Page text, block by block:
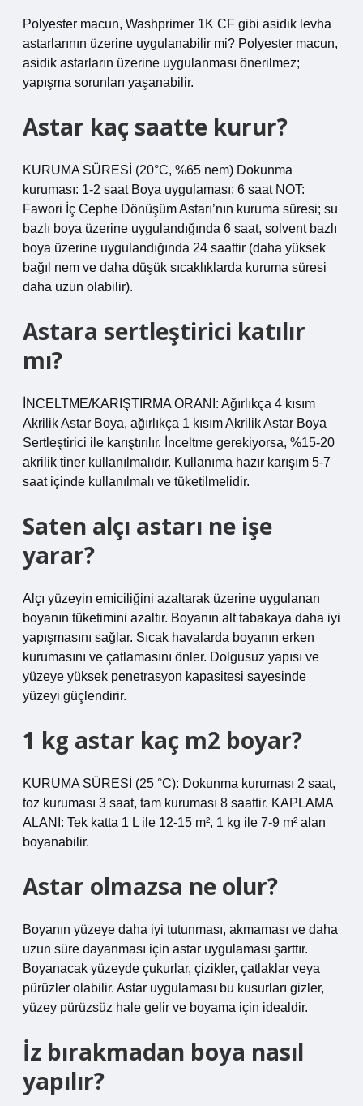
Polyester macun, Washprimer 1K CF gibi asidik levha
astarlarının üzerine uygulanabilir mi? Polyester macun,
asidik astarların üzerine uygulanması önerilmez;
yapışma sorunları yaşanabilir.
Astar kaç saatte kurur?
KURUMA SÜRESİ (20°C, %65 nem) Dokunma
kuruması: 1-2 saat Boya uygulaması: 6 saat NOT:
Fawori İç Cephe Dönüşüm Astarı’nın kuruma süresi; su
bazlı boya üzerine uygulandığında 6 saat, solvent bazlı
boya üzerine uygulandığında 24 saattir (daha yüksek
bağıl nem ve daha düşük sıcaklıklarda kuruma süresi
daha uzun olabilir).
Astara sertleştirici katılır
mı?
İNCELTME/KARIŞTIRMA ORANI: Ağırlıkça 4 kısım
Akrilik Astar Boya, ağırlıkça 1 kısım Akrilik Astar Boya
Sertleştirici ile karıştırılır. İnceltme gerekiyorsa, %15-20
akrilik tiner kullanılmalıdır. Kullanıma hazır karışım 5-7
saat içinde kullanılmalı ve tüketilmelidir.
Saten alçı astarı ne işe
yarar?
Alçı yüzeyin emiciliğini azaltarak üzerine uygulanan
boyanın tüketimini azaltır. Boyanın alt tabakaya daha iyi
yapışmasını sağlar. Sıcak havalarda boyanın erken
kurumasını ve çatlamasını önler. Dolgusuz yapısı ve
yüzeye yüksek penetrasyon kapasitesi sayesinde
yüzeyi güçlendirir.
1 kg astar kaç m2 boyar?
KURUMA SÜRESİ (25 °C): Dokunma kuruması 2 saat,
toz kuruması 3 saat, tam kuruması 8 saattir. KAPLAMA
ALANI: Tek katta 1 L ile 12-15 m², 1 kg ile 7-9 m² alan
boyanabilir.
Astar olmazsa ne olur?
Boyanın yüzeye daha iyi tutunması, akmaması ve daha
uzun süre dayanması için astar uygulaması şarttır.
Boyanacak yüzeyde çukurlar, çizikler, çatlaklar veya
pürüzler olabilir. Astar uygulaması bu kusurları gizler,
yüzey pürüzsüz hale gelir ve boyama için idealdir.
İz bırakmadan boya nasıl
yapılır?